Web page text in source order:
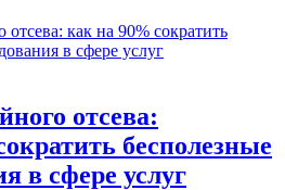
отсева:
бесполезные
в сфере услуг